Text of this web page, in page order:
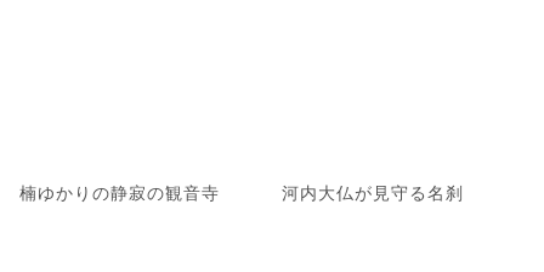
楠ゆかりの静寂の観音寺 河内大仏が見守る名刹